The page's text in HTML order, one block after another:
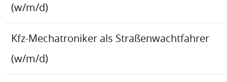
(w/m/d)
Kfz-Mechatroniker als Straßenwachtfahrer
(w/m/d)